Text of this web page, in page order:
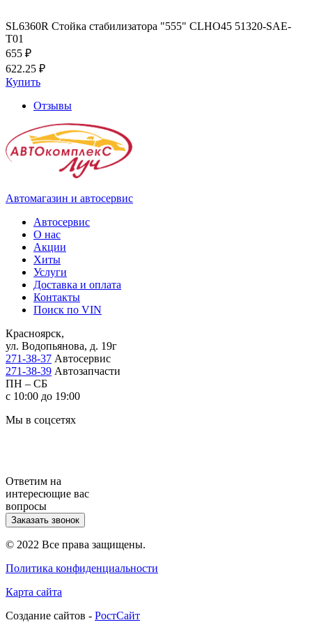
SL6360R Стойка стабилизатора "555" CLHO45 51320-SAE-
T01
655 ₽
622.25 ₽
Купить
Отзывы
Автомагазин и автосервис
Автосервис
О нас
Акции
Хиты
Услуги
Доставка и оплата
Контакты
Поиск по VIN
Красноярск,
ул. Водопьянова, д. 19г
271-38-37 Автосервис
271-38-39 Автозапчасти
ПН – СБ
с 10:00 до 19:00
Мы в соцсетях
Ответим на
интересющие вас
вопросы
Заказать звонок
© 2022 Все права защищены.
Политика конфиденциальности
Карта сайта
Cоздание сайтов - РостСайт